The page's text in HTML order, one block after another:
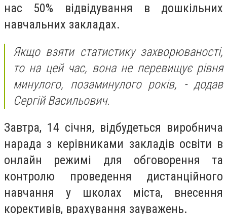
нас 50% відвідування в дошкільних
навчальних закладах.
Якщо взяти статистику захворюваності,
то на цей час, вона не перевищує рівня
минулого, позаминулого років, - додав
Сергій Васильович.
Завтра, 14 січня, відбудеться виробнича
нарада з керівниками закладів освіти в
онлайн режимі для обговорення та
контролю проведення дистанційного
навчання у школах міста, внесення
корективів, врахування зауважень.